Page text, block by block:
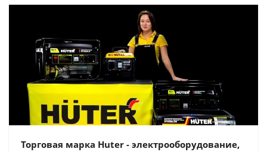
Торговая марка Huter - электрооборудование,